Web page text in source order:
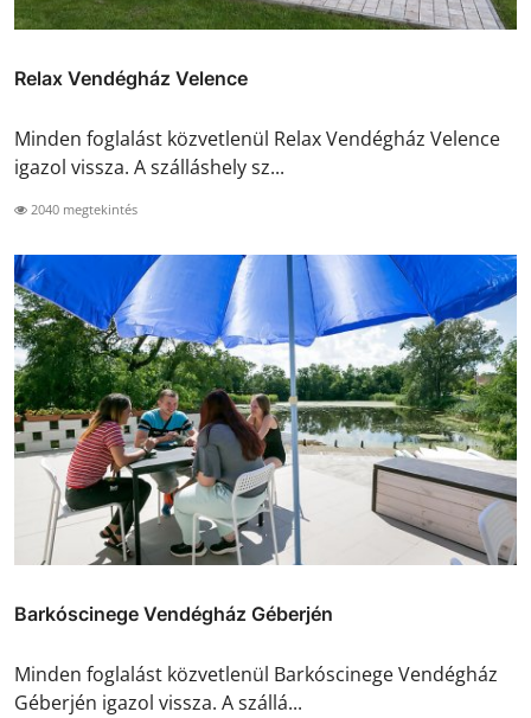
Relax Vendégház Velence
Minden foglalást közvetlenül Relax Vendégház Velence
igazol vissza. A szálláshely sz...
2040 megtekintés
Barkóscinege Vendégház Géberjén
Minden foglalást közvetlenül Barkóscinege Vendégház
Géberjén igazol vissza. A szállá...